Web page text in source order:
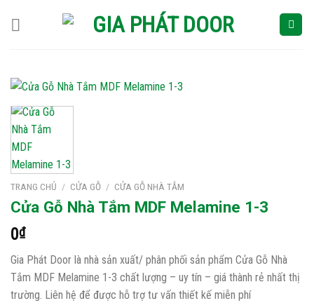
TRANG CHỦ / CỬA GỖ / CỬA GỖ NHÀ TẮM
Cửa Gỗ Nhà Tắm MDF Melamine 1-3
0₫
Gia Phát Door là nhà sản xuất/ phân phối sản phẩm Cửa Gỗ Nhà
Tắm MDF Melamine 1-3 chất lượng – uy tín – giá thành rẻ nhất thị
trường. Liên hệ để được hỗ trợ tư vấn thiết kế miễn phí